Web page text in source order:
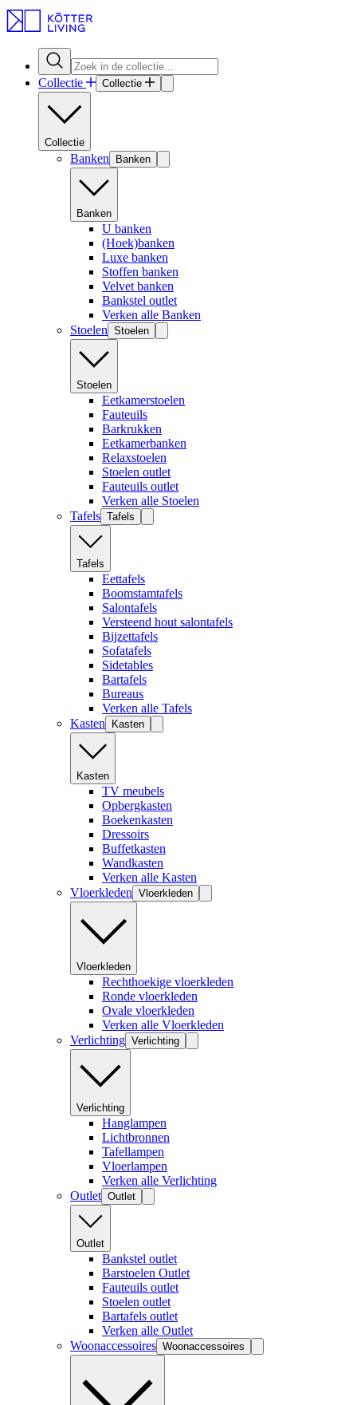
Collectie Collectie
Collectie
Banken Banken
Banken
U banken
(Hoek)banken
Luxe banken
Stoffen banken
Velvet banken
Bankstel outlet
Verken alle Banken
Stoelen Stoelen
Stoelen
Eetkamerstoelen
Fauteuils
Barkrukken
Eetkamerbanken
Relaxstoelen
Stoelen outlet
Fauteuils outlet
Verken alle Stoelen
Tafels Tafels
Tafels
Eettafels
Boomstamtafels
Salontafels
Versteend hout salontafels
Bijzettafels
Sofatafels
Sidetables
Bartafels
Bureaus
Verken alle Tafels
Kasten
Kasten
Kasten
TV meubels
Opbergkasten
Boekenkasten
Dressoirs
Buffetkasten
Wandkasten
Verken alle Kasten
Vloerkleden Vloerkleden
Vloerkleden
Rechthoekige vloerkleden
Ronde vloerkleden
Ovale vloerkleden
Verken alle Vloerkleden
Verlichting Verlichting
Verlichting
Hanglampen
Lichtbronnen
Tafellampen
Vloerlampen
Verken alle Verlichting
Outlet Outlet
Outlet
Bankstel outlet
Barstoelen Outlet
Fauteuils outlet
Stoelen outlet
Bartafels outlet
Verken alle Outlet
Woonaccessoires Woonaccessoires